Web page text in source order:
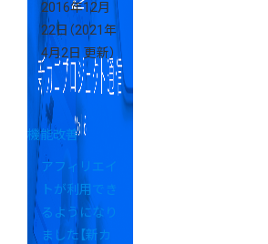
2016年12月
22日 （2021年
4月2日 更新）
機能改善
アフィリエイ
トが利用でき
るようになり
ました【新カ